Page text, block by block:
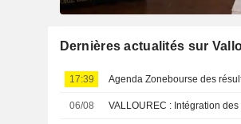
Dernières actualités sur
17:39 Agenda Zonebourse des
06/08 VALLOUREC :